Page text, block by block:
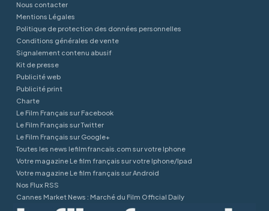
Nous contacter
Mentions Légales
Politique de protection des données personnelles
Conditions générales de vente
Signalement contenu abusif
Kit de presse
Publicité web
Publicité print
Charte
Le Film Français sur Facebook
Le Film Français sur Twitter
Le Film Français sur Google+
Toutes les news lefilmfrancais.com sur votre Iphone
Votre magazine Le film français sur votre Iphone/Ipad
Votre magazine Le film français sur Android
Nos Flux RSS
Cannes Market News : Marché du Film Official Daily